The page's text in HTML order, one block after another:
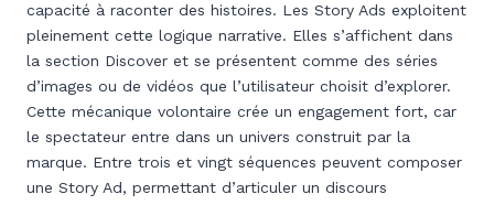
capacité à raconter des histoires. Les Story Ads exploitent
pleinement cette logique narrative. Elles s’affichent dans
la section Discover et se présentent comme des séries
d’images ou de vidéos que l’utilisateur choisit d’explorer.
Cette mécanique volontaire crée un engagement fort, car
le spectateur entre dans un univers construit par la
marque. Entre trois et vingt séquences peuvent composer
une Story Ad, permettant d’articuler un discours